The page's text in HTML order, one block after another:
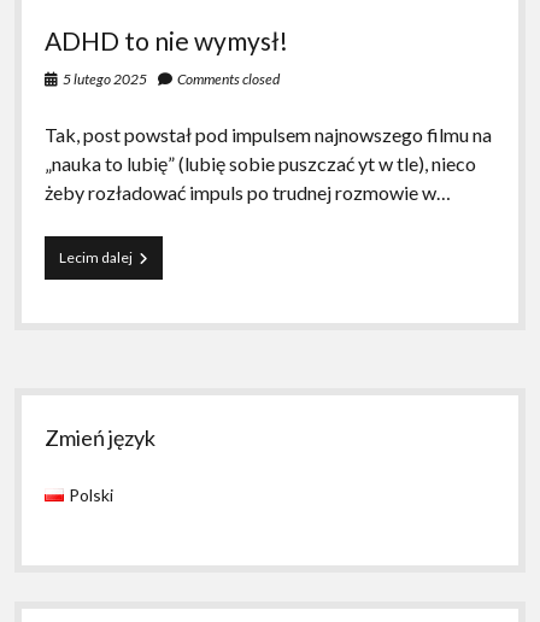
ADHD to nie wymysł!
5 lutego 2025 Comments closed
Tak, post powstał pod impulsem najnowszego filmu na
„nauka to lubię” (lubię sobie puszczać yt w tle), nieco
żeby rozładować impuls po trudnej rozmowie w…
Lecim dalejADHD
to
wymysł!
Sidebar
Zmień język
Polski